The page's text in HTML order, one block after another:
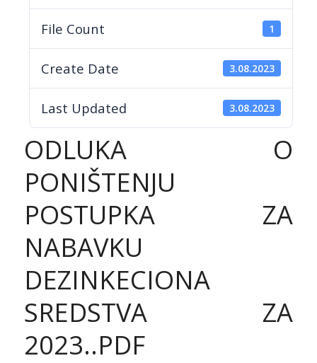
File Count 1
Create Date 3.08.2023
Last Updated 3.08.2023
ODLUKA O
PONIŠTENJU
POSTUPKA ZA
NABAVKU
DEZINKECIONA
SREDSTVA ZA
2023..PDF